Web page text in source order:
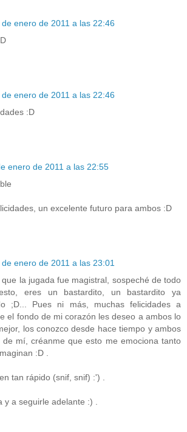
de enero de 2011 a las 22:46
de enero de 2011 a las 22:46
:D
enero de 2011 a las 22:55
un excelente futuro para ambos :D
de enero de 2011 a las 23:01
que la jugada fue magistral, sospeché de todo
eres un bastardito, un bastardito ya
;D... Pues ni más, muchas felicidades a
el fondo de mi corazón les deseo a ambos lo
los conozco desde hace tiempo y ambos
mí, créanme que esto me emociona tanto
:D .
tan rápido (snif, snif) :') .
y a seguirle adelante :) .